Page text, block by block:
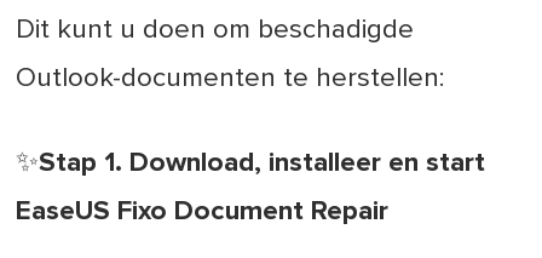
Dit kunt u doen om beschadigde
Outlook-documenten te herstellen:
✨Stap 1. Download, installeer en start
EaseUS Fixo Document Repair